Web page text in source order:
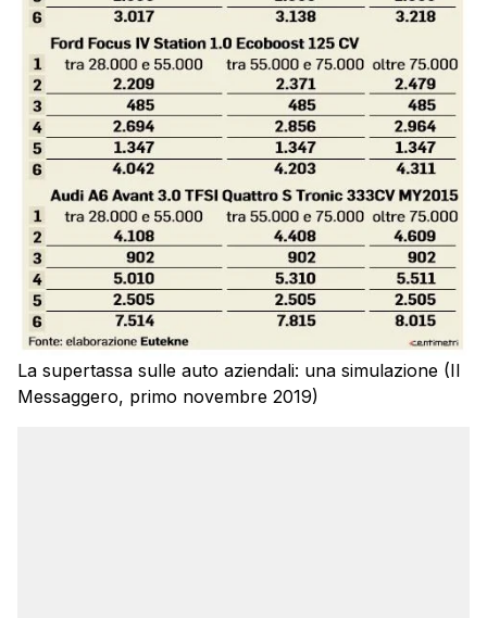
La supertassa sulle auto aziendali: una simulazione (Il
Messaggero, primo novembre 2019)